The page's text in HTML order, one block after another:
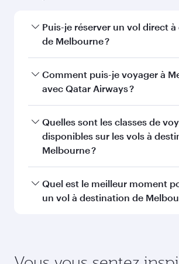
Décembre
CAD 3 098,22
Janvier
CAD2 651,92
aller-retour pour un passager.